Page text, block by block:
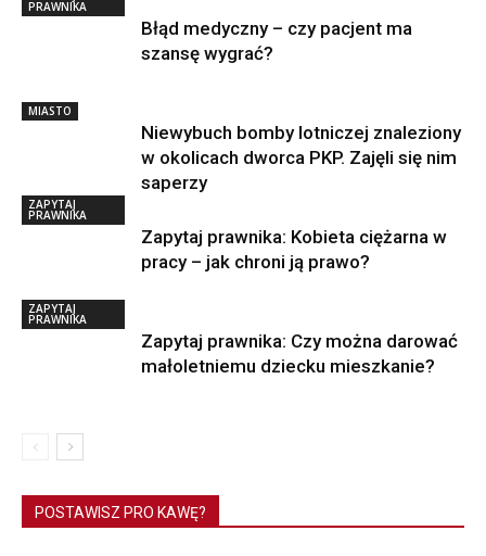
PRAWNIKA
Błąd medyczny – czy pacjent ma
szansę wygrać?
MIASTO
Niewybuch bomby lotniczej znaleziony
w okolicach dworca PKP. Zajęli się nim
saperzy
ZAPYTAJ
PRAWNIKA
Zapytaj prawnika: Kobieta ciężarna w
pracy – jak chroni ją prawo?
ZAPYTAJ
PRAWNIKA
Zapytaj prawnika: Czy można darować
małoletniemu dziecku mieszkanie?
POSTAWISZ PRO KAWĘ?